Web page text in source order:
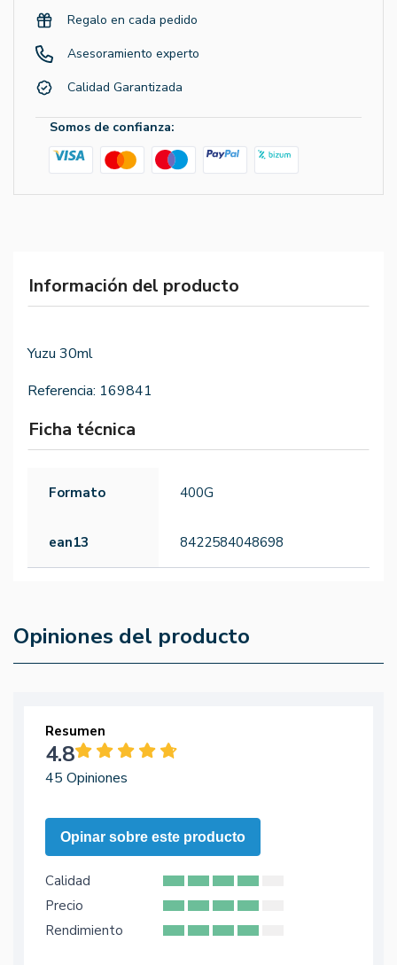
Regalo en cada pedido
Asesoramiento experto
Calidad Garantizada
Somos de confianza:
Información del producto
Yuzu 30ml
Referencia: 169841
Ficha técnica
Formato 400G
ean13 8422584048698
Opiniones del producto
Resumen
4.8
45 Opiniones
Opinar sobre este producto
Calidad
Precio
Rendimiento